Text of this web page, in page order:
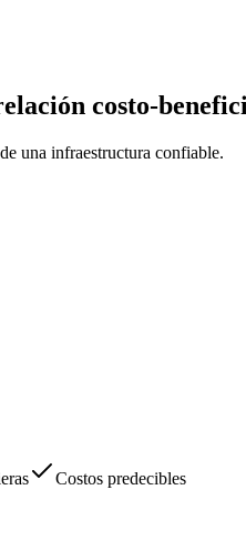
costo-
una infraestructura confiable.
Costos predecibles